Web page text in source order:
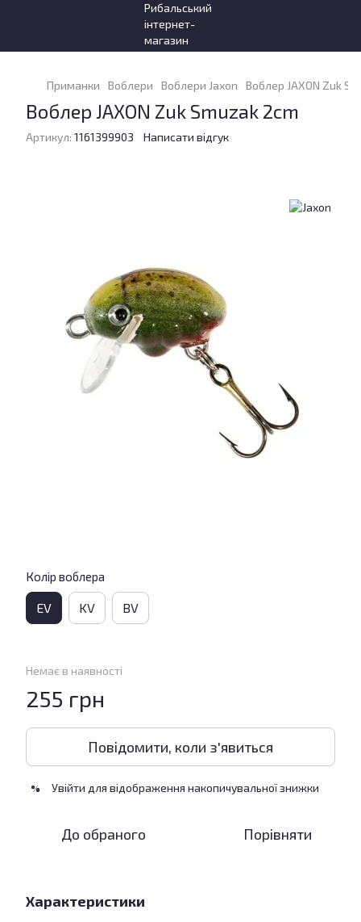
Приманки Воблери Воблери Jaxon Воблер JAXON Zuk
Воблер JAXON Zuk Smuzak 2cm
Артикул: 1161399903 Написати відгук
Колір воблера
EV KV BV
Немає в наявності
255 грн
Повідомити, коли з'явиться
% Увійти для відображення накопичувальної знижки
До обраного Порівняти
Характеристики